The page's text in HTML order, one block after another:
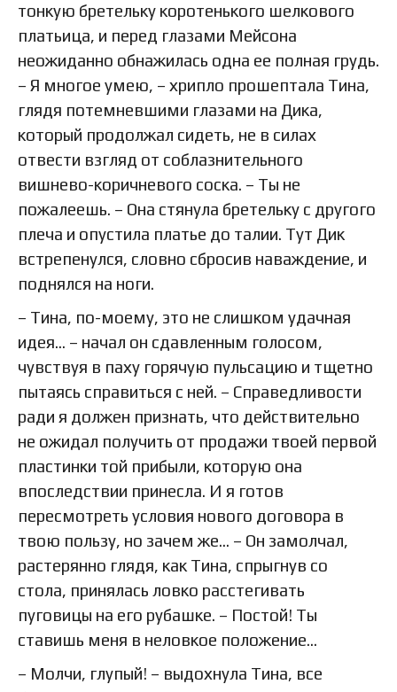
тонкую бретельку коротенького шелкового
платьица, и перед глазами Мейсона
неожиданно обнажилась одна ее полная грудь.
– Я многое умею, – хрипло прошептала Тина,
глядя потемневшими глазами на Дика,
который продолжал сидеть, не в силах
отвести взгляд от соблазнительного
вишнево-коричневого соска. – Ты не
пожалеешь. – Она стянула бретельку с другого
плеча и опустила платье до талии. Тут Дик
встрепенулся, словно сбросив наваждение, и
поднялся на ноги.
– Тина, по-моему, это не слишком удачная
идея… – начал он сдавленным голосом,
чувствуя в паху горячую пульсацию и тщетно
пытаясь справиться с ней. – Справедливости
ради я должен признать, что действительно
не ожидал получить от продажи твоей первой
пластинки той прибыли, которую она
впоследствии принесла. И я готов
пересмотреть условия нового договора в
твою пользу, но зачем же… – Он замолчал,
растерянно глядя, как Тина, спрыгнув со
стола, принялась ловко расстегивать
пуговицы на его рубашке. – Постой! Ты
ставишь меня в неловкое положение…
– Молчи, глупый! – выдохнула Тина, все